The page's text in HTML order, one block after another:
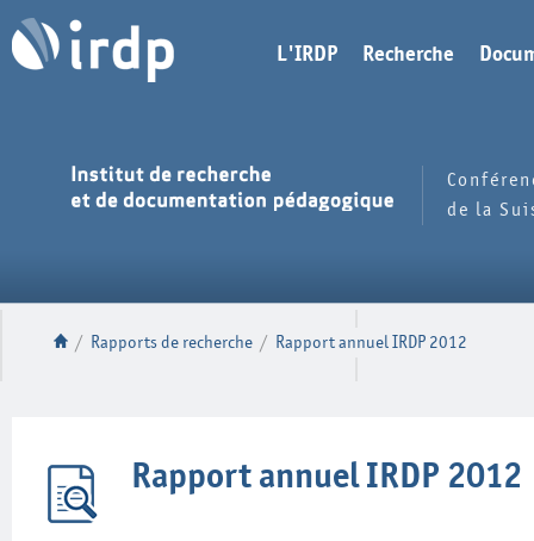
L'IRDP Recherche
de la
/ Rapports de recherche / Rapport annuel IRDP 2012
Rapport annuel IRDP 2012